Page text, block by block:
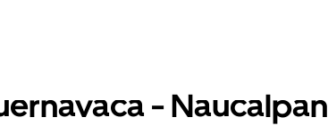
- Naucalpan